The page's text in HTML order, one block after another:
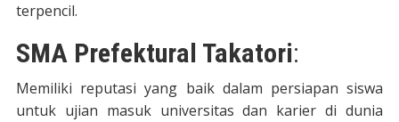
terpencil.
SMA Prefektural Takatori:
Memiliki reputasi yang baik dalam persiapan siswa
untuk ujian masuk universitas dan karier di dunia